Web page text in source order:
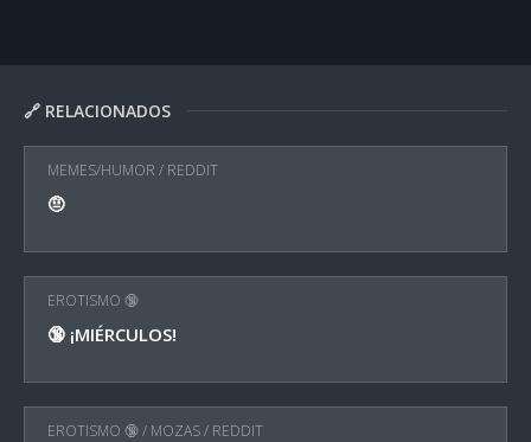
🔗 RELACIONADOS
MEMES/HUMOR / REDDIT
🤨
EROTISMO 🔞
🔞 ¡MIÉRCULOS!
EROTISMO 🔞/ MOZAS/ REDDIT